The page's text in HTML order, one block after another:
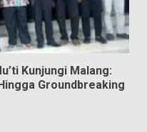
Kunjungi Malang:
Groundbreaking